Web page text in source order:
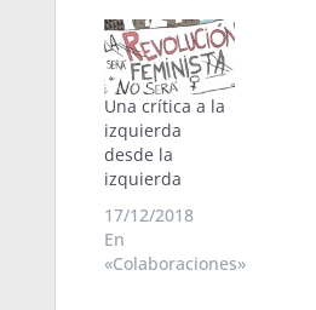
Una crítica a la
izquierda
desde la
izquierda
17/12/2018
En
«Colaboraciones»